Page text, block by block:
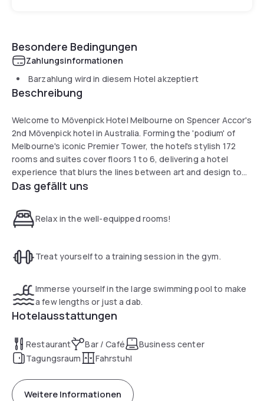
Besondere Bedingungen
Zahlungsinformationen
Barzahlung wird in diesem Hotel akzeptiert
Beschreibung
Welcome to Mövenpick Hotel Melbourne on Spencer Accor's
2nd Mövenpick hotel in Australia. Forming the 'podium' of
Melbourne's iconic Premier Tower, the hotel's stylish 172
rooms and suites cover floors 1 to 6, delivering a hotel
experience that blurs the lines between art and design to
create unforgettable moments. An ode to Melbourne's
works from Melbourne's best photographers including Steve
Scalone and Sean Mcdonald alongside world class dining.
Das gefällt uns
Relax in the well-equipped rooms!
Treat yourself to a training session in the gym.
Immerse yourself in the large swimming pool to make
a few lengths or just a dab.
Hotelausstattungen
Restaurant Bar / Café
Business center
Tagungsraum
Fahrstuhl
Weitere Informationen